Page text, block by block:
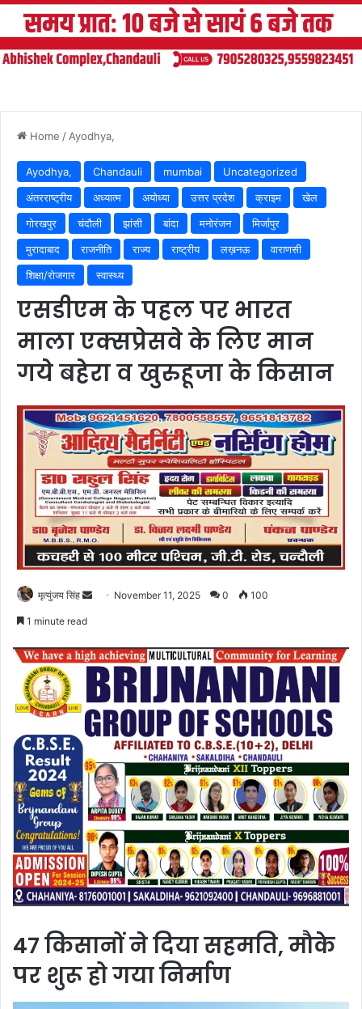
Home / Ayodhya,
Ayodhya, Chandauli mumbai
Uncategorized
अंतरराष्ट्रीय
अध्यात्म अयोध्या उत्तर प्रदेश क्राइम
खेल
गोरखपुर
चंदौली झांसी बांदा मनोरंजन
मिर्जापुर
मुरादाबाद
राजनीति राज्य राष्ट्रीय लख़नऊ
वाराणसी
शिक्षा/रोजगार
स्वास्थ्य
एसडीएम के पहल पर भारत
माला एक्सप्रेसवे के लिए मान
गये बहेरा व खुरुहूजा के किसान
मृत्युंजय सिंह
Send November 11, 2025 0 100
1 minute read
47 किसानों ने दिया सहमति, मौके
पर शुरू हो गया निर्माण